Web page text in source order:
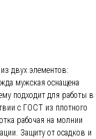
двух элементов:
мужская оснащена
подходит для работы в
с ГОСТ из плотного
рабочая на молнии
Защиту от осадков и